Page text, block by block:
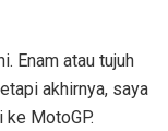
Enam atau tujuh
akhirnya, saya
MotoGP.